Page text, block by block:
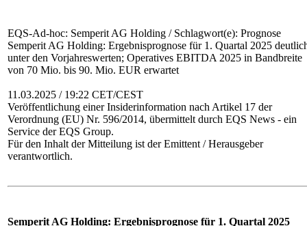
EQS-Ad-hoc: Semperit AG Holding / Schlagwort(e): Prognose
Semperit AG Holding: Ergebnisprognose für 1. Quartal 2025
unter den Vorjahreswerten; Operatives EBITDA 2025 in Bandbreite
von 70 Mio. bis 90. Mio. EUR erwartet
11.03.2025 / 19:22 CET/CEST
Veröffentlichung einer Insiderinformation nach Artikel 17 der
Verordnung (EU) Nr. 596/2014, übermittelt durch EQS News - ein
Service der EQS Group.
Für den Inhalt der Mitteilung ist der Emittent / Herausgeber
verantwortlich.
Semperit AG Holding: Ergebnisprognose für 1. Quartal 2025